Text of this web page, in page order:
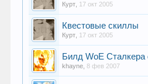
Курт 17 окт 2005
Квестовые скиллы
Курт 17 окт 2005
Билд WoE Сталкера
khayne ,8 фев 2007